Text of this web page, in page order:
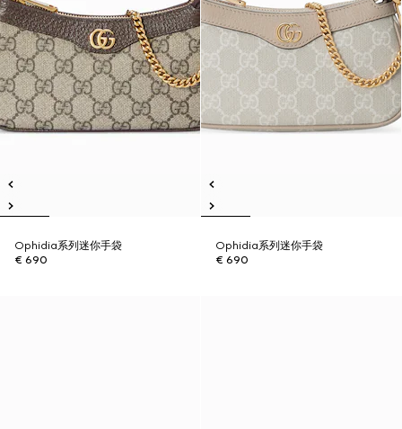
Ophidia系列迷你手袋
€ 690
Ophidia系列迷你手袋
€ 690